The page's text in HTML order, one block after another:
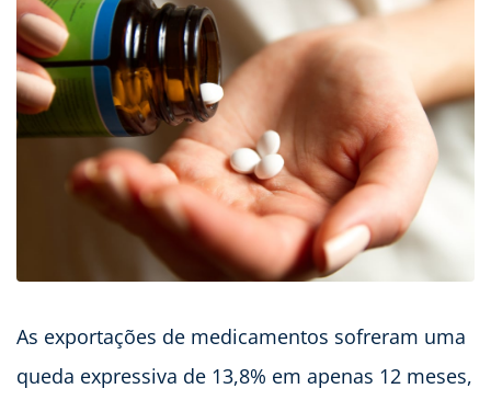
As exportações de medicamentos sofreram uma
queda expressiva de 13,8% em apenas 12 meses,